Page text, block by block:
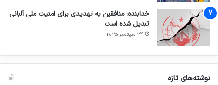
خدابنده: منافقین به تهدیدی برای امنیت ملی آلبانی
تبدیل شده است
24 سپتامبر 2025
نوشته‌های تازه